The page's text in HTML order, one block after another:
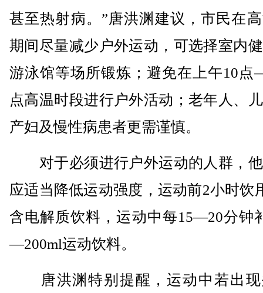
甚至热射病。”唐洪渊建议，市民在
期间尽量减少户外运动，可选择室内
游泳馆等场所锻炼；避免在上午10
点高温时段进行户外活动；老年人、
产妇及慢性病患者更需谨慎。
对于必须进行户外运动的人群，
应适当降低运动强度，运动前2小时饮
含电解质饮料，运动中每15—20分钟
—200ml运动饮料。
唐洪渊特别提醒，运动中若出现